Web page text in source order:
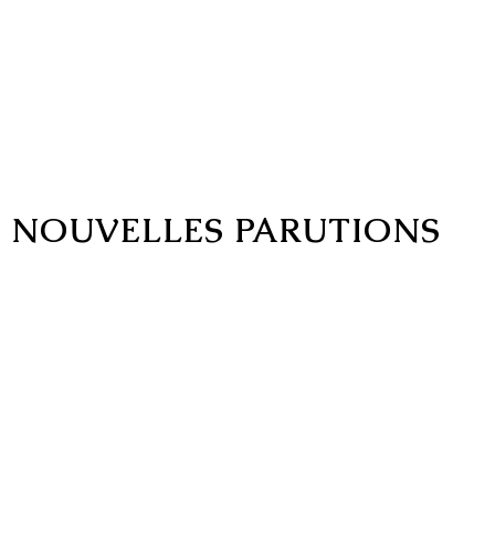
NOUVELLES PARUTIONS